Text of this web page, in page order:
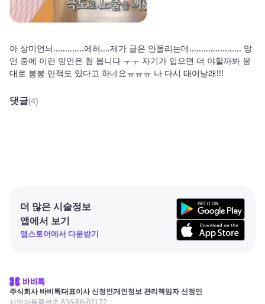
아 상미언늬.............에혀....제가 글은 안올리는데...................... 망
언 중에 이런 망언은 첨 봅니다 ㅜㅜ 자기가 입으면 더 야할까봐 붕
대로 붕붕 만적도 있다고 하네요ㅠㅠㅠ 나 다시 태어날래!!!
댓글(4)
더 많은 시술정보
앱에서 보기
앱스토어에서 다운받기
주식회사 바비톡대표이사 신정인개인정보 관리책임자 신정인
사업자등록번호 836-86-02172